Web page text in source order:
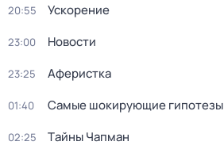
20:55 Ускорение
23:00 Новости
23:25 Аферистка
01:40 Самые шoкиpующие гипотезы
02:25 Тaйны Чапман